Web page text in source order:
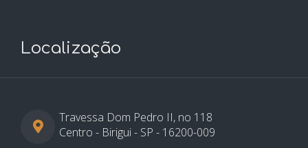
Localização
Travessa Dom Pedro II, no 118
Centro - Birigui - SP - 16200-009